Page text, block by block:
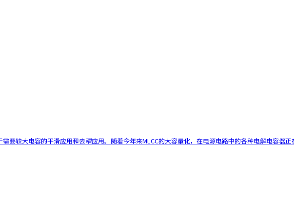
要较大电容的平滑应用和去耦应用。随着今年来MLCC的大容量化，在电源电路中的各种电解电容器正